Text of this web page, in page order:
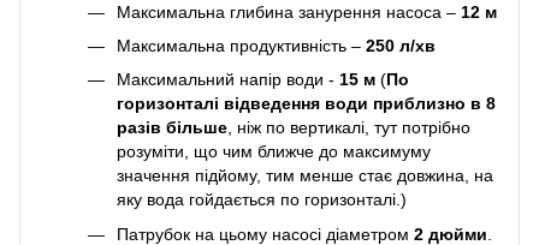
Максимальна глибина занурення насоса – 12 м
Максимальна продуктивність – 250 л/хв
Максимальний напір води - 15 м (По
горизонталі відведення води приблизно в 8
разів більше, ніж по вертикалі, тут потрібно
розуміти, що чим ближче до максимуму
значення підйому, тим менше стає довжина, на
яку вода гойдається по горизонталі.)
Патрубок на цьому насосі діаметром 2 дюйми